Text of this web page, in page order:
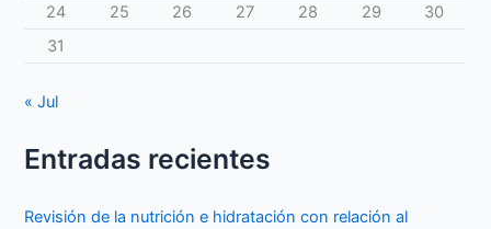
24
25 26 27 28 29
30
31
« Jul
Entradas recientes
Revisión de la nutrición e hidratación con relación al